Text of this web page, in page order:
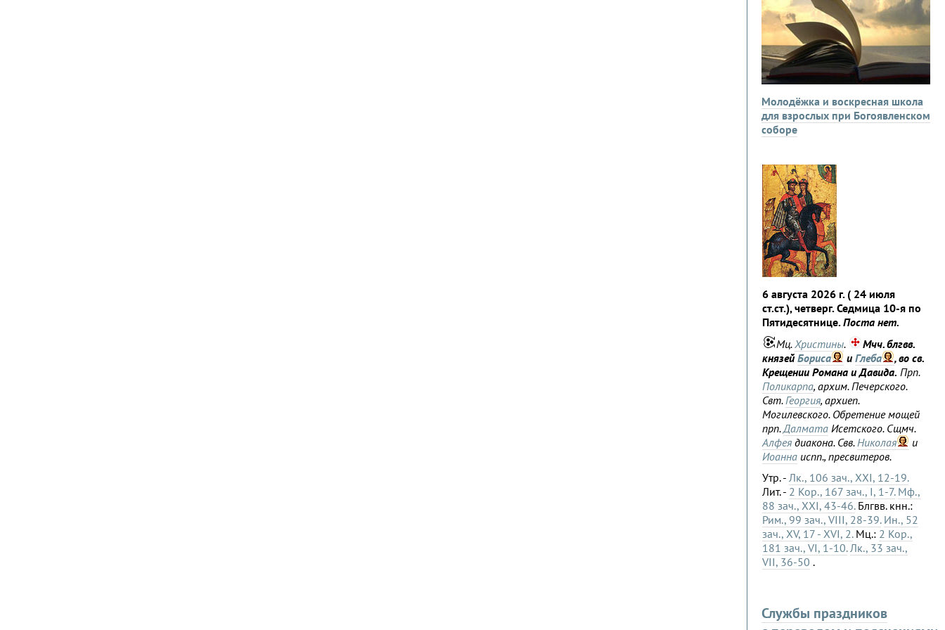
Молодёжка и воскресная школа
для взрослых при Богоявленском
соборе
6 августа 2026 г. ( 24 июля
ст.ст.), четверг. Седмица 10-я по
Пятидесятнице.Поста нет.
Мц.Христины.
Мчч. блгвв.
князейБориса иГлеба
, во св.
Крещении Романа и Давида. Прп.
Поликарпа, архим. Печерского.
Свт.Георгия, архиеп.
Могилевского. Обретение мощей
прп.Далмата Исетского. Сщмч.
Алфея диакона. Свв.Николая
и
Иоанна испп., пресвитеров.
Утр. - Лк., 106 зач., XXI, 12-19.
Лит. - 2 Кор., 167 зач., I, 1-7. Мф.,
88 зач., XXI, 43-46.Блгвв. кнн.:
Рим., 99 зач., VIII, 28-39. Ин., 52
зач., XV, 17 - XVI, 2.Мц.: 2 Кор.,
181 зач., VI, 1-10. Лк., 33 зач.,
VII, 36-50 .
Службы праздников